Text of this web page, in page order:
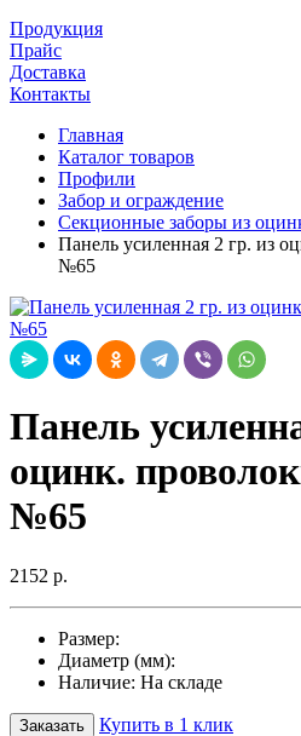
Продукция
Прайс
Доставка
Контакты
Главная
Каталог товаров
Профили
Забор и ограждение
Секционные заборы из
Панель усиленная 2 гр. из
№65
Панель
оцинк.
№65
2152 р.
Размер:
Диаметр (мм):
Наличие: На складе
Заказать
Купить в 1 клик